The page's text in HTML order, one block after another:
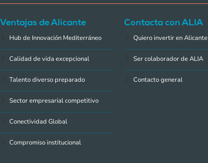
Ventajas de Alicante
Hub de Innovación Mediterráneo
Calidad de vida excepcional
Talento diverso preparado
Sector empresarial competitivo
Conectividad Global
Compromiso institucional
Contacta con ALIA
Quiero invertir en Alicante
Ser colaborador de ALIA
Contacto general